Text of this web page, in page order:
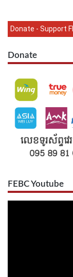
Donate - Support
Donate
FEBC Youtube